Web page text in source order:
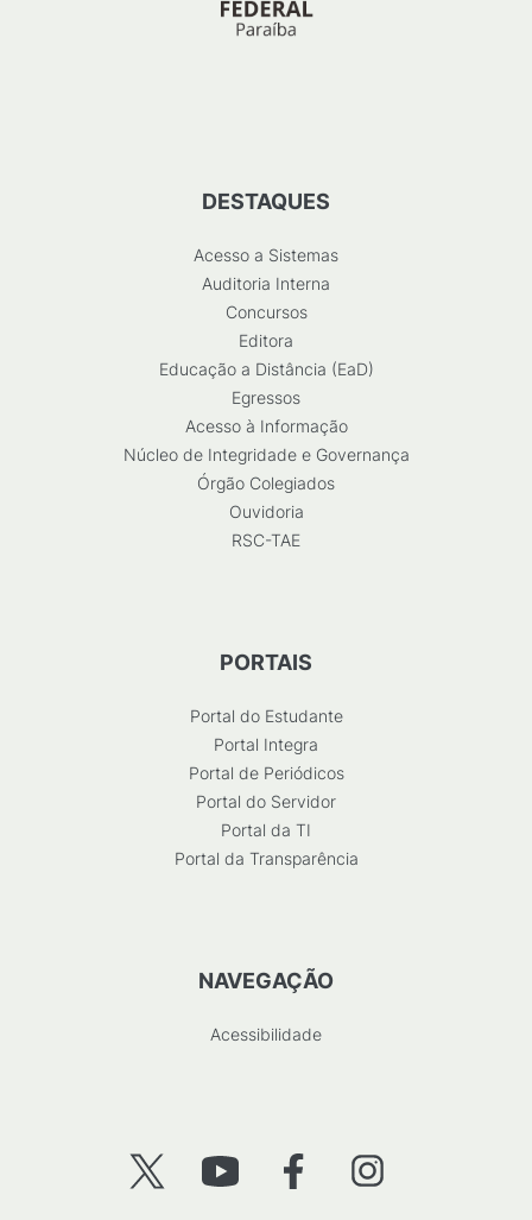
DESTAQUES
Acesso a Sistemas
Auditoria Interna
Concursos
Editora
Educação a Distância (EaD)
Egressos
Acesso à Informação
Núcleo de Integridade e Governança
Órgão Colegiados
Ouvidoria
RSC-TAE
PORTAIS
Portal do Estudante
Portal Integra
Portal de Periódicos
Portal do Servidor
Portal da TI
Portal da Transparência
NAVEGAÇÃO
Acessibilidade